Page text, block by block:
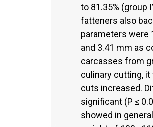
to 81.35% (group
fatteners also
parameters were
and 3.41 mm as
carcasses from
culinary cutting,
cuts increased.
significant (P ≤
showed in